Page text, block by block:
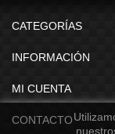
CATEGORÍAS
INFORMACIÓN
MI CUENTA
CONTACTO